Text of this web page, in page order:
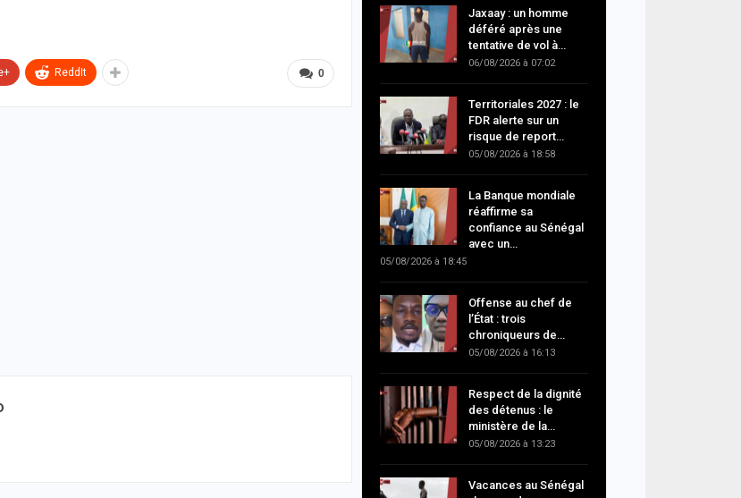
0
ReddIt
Jaxaay : un homme
déféré après une
tentative de vol à…
06/08/2026 à 07:02
Territoriales 2027 : le
FDR alerte sur un
risque de report…
05/08/2026 à 18:58
La Banque mondiale
réaffirme sa
confiance au Sénégal
avec un…
05/08/2026 à 18:45
Offense au chef de
l’État : trois
chroniqueurs de…
05/08/2026 à 16:13
Respect de la dignité
des détenus : le
ministère de la…
05/08/2026 à 13:23
Vacances au Sénégal